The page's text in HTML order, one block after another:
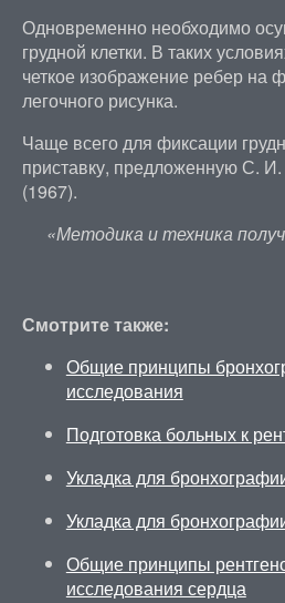
Одновременно необходимо
грудной клетки. В таких
четкое изображение ребер на
легочного рисунка.
Чаще всего для фиксации
приставку, предложенную С.
(1967).
«Методика и техника
Смотрите также:
Общие принципы
исследования
Подготовка больных к
Укладка для
Укладка для
Общие принципы
исследования сердца